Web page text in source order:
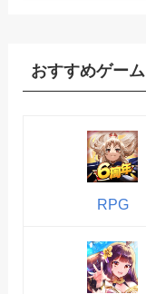
おすすめゲーム
RPG